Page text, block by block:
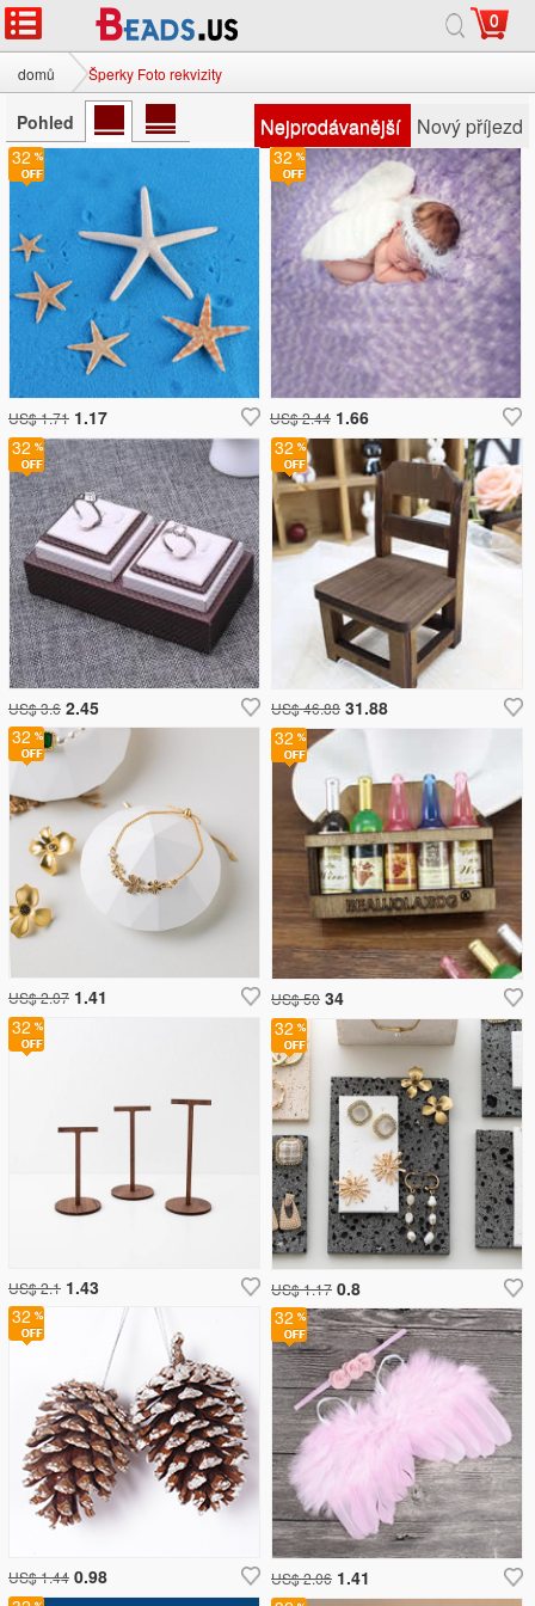
0
domů Šperky Foto rekvizity
Pohled Nejprodávanější Nový příjezd
32
US$ 1.71 1.17
32
US$ 2.06 1.41
32
US$ 1.44 0.98
32
US$ 46.88 31.88
32
US$ 2.44 1.66
32
US$ 50 34
32
US$ 2.07 1.41
32
US$ 2.1 1.43
32
US$ 1.17 0.8
32
US$ 3.6 2.45